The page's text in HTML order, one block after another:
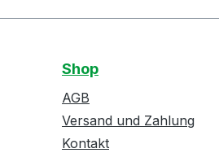
Shop
AGB
Versand und Zahlung
Kontakt